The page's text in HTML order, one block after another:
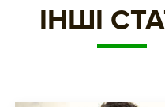
ІНШІ